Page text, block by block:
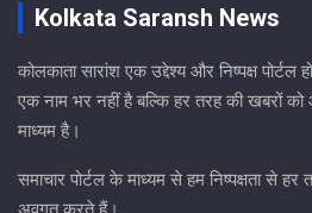
Kolkata Saransh News
कोलकाता सारांश एक उद्देश्य और निष्पक्ष पोर्टल
एक नाम भर नहीं है बल्कि हर तरह की खबरों
माध्यम है।
समाचार पोर्टल के माध्यम से हम निष्पक्षता से